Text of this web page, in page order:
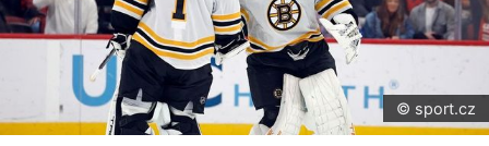
© sport.cz